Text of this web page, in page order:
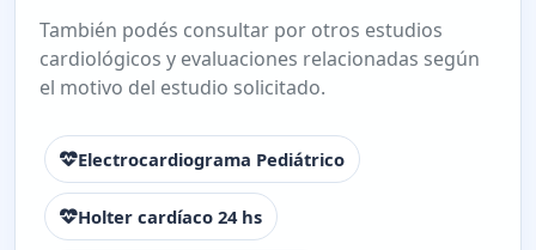
También podés consultar por otros estudios
cardiológicos y evaluaciones relacionadas según
el motivo del estudio solicitado.
Electrocardiograma Pediátrico
Holter cardíaco 24 hs